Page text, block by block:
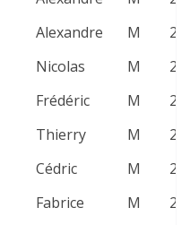
Alexandre M
Nicolas M
Frédéric M
Thierry M
Cédric M
Fabrice M